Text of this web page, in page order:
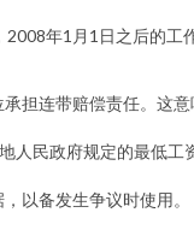
年1月1日之后的工
担连带赔偿责任。这
人民政府规定的最低
以备发生争议时使用。